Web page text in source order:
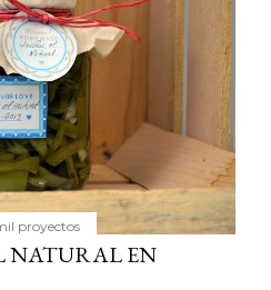
proyectos
NATURAL EN